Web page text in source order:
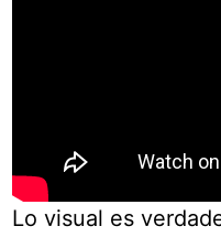
Lo visual es